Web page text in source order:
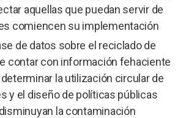
aquellas que puedan servir de
comiencen su implementación
de datos sobre el reciclado de
contar con información fehaciente
la utilización circular de
y el diseño de políticas públicas
la contaminación